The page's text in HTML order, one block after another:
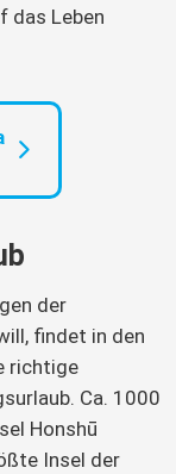
das Leben
der
findet in den
richtige
Ca. 1000
Honshū
Insel der